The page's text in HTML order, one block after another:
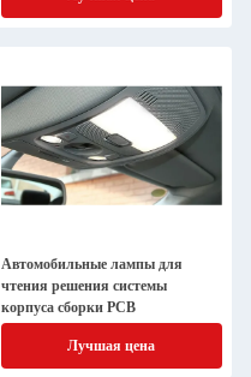
Автомобильные лампы для
чтения решения системы
корпуса сборки PCB
Лучшая цена